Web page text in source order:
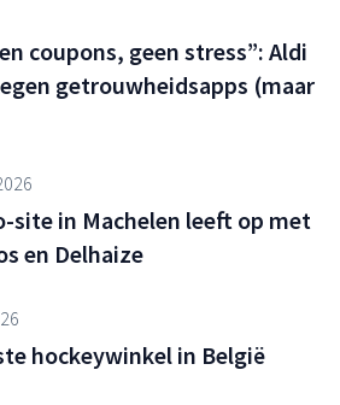
coupons, geen stress”: Aldi
getrouwheidsapps (maar
site in Machelen leeft op met
en Delhaize
hockeywinkel in België